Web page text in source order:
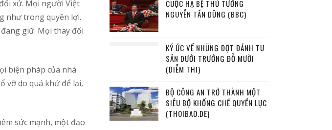
xử. Mọi người Việt
như trong quyền lợi.
giữ. Mọi thay đổi
biện pháp của nhà
vỡ do quá khứ để lại,
sức mạnh, một đạo
CUỘC HẠ BỆ THỦ TƯỚNG
NGUYỄN TẤN DŨNG (BBC)
KÝ ỨC VỀ NHỮNG ĐỢT ĐÁNH TƯ
SẢN DƯỚI TRƯỚNG ĐỖ MƯỜI
(DIỄM THI)
BỘ CÔNG AN TRỞ THÀNH MỘT
SIÊU BỘ KHỐNG CHẾ QUYỀN LỰC
(THOIBAO.DE)